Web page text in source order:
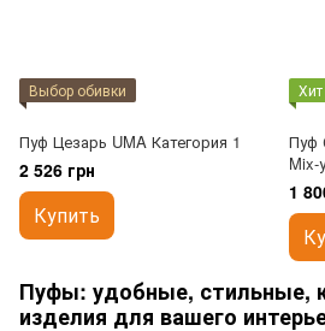
Выбор обивки
Пуф Цезарь UMA Категория 1
2 526 грн
Купить
Хит
Пуф
Mix-
1
Пуфы: удобные, стильные,
изделия для вашего